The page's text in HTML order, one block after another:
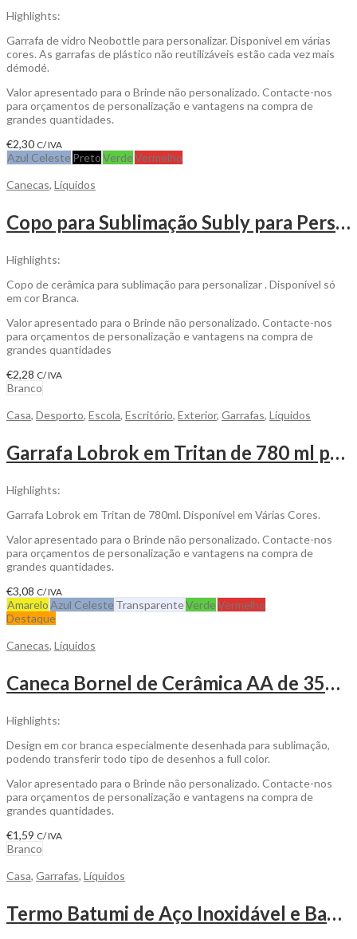
Highlights:
Garrafa de vidro Neobottle para personalizar. Disponível em várias
cores. As garrafas de plástico não reutilizáveis estão cada vez mais
démodé.
Valor apresentado para o Brinde não personalizado. Contacte-nos
para orçamentos de personalização e vantagens na compra de
grandes quantidades.
€2,30 C/ IVA
Azul Celeste PretoVerdeVermelho
Canecas, Líquidos
Copo para Sublimação Subly para Personalizar
Highlights:
Copo de cerâmica para sublimação para personalizar . Disponível só
em cor Branca.
Valor apresentado para o Brinde não personalizado. Contacte-nos
para orçamentos de personalização e vantagens na compra de
grandes quantidades
€2,28 C/ IVA
Branco
Casa, Desporto, Escola, Escritório, Exterior, Garrafas, Líquidos
Garrafa Lobrok em Tritan de 780 ml para ser Personalizada
Highlights:
Garrafa Lobrok em Tritan de 780ml. Disponível em Várias Cores.
Valor apresentado para o Brinde não personalizado. Contacte-nos
para orçamentos de personalização e vantagens na compra de
grandes quantidades.
€3,08 C/ IVA
AmareloAzul Celeste TransparenteVerdeVermelho
Destaque
Canecas, Líquidos
Caneca Bornel de Cerâmica AA de 350ml para Personalizar
Highlights:
Design em cor branca especialmente desenhada para sublimação,
podendo transferir todo tipo de desenhos a full color.
Valor apresentado para o Brinde não personalizado. Contacte-nos
para orçamentos de personalização e vantagens na compra de
grandes quantidades.
€1,59 C/ IVA
Branco
Casa, Garrafas, Líquidos
Termo Batumi de Aço Inoxidável e Bambu para personalizar